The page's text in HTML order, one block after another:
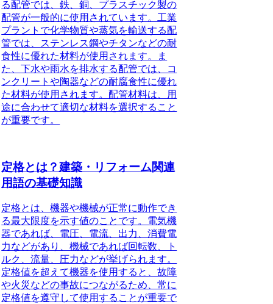
る配管では、鉄、銅、プラスチック製の
配管が一般的に使用されています。工業
プラントで化学物質や蒸気を輸送する配
管では、ステンレス鋼やチタンなどの耐
食性に優れた材料が使用されます。ま
た、下水や雨水を排水する配管では、コ
ンクリートや陶器などの耐腐食性に優れ
た材料が使用されます。配管材料は、用
途に合わせて適切な材料を選択すること
が重要です。
定格とは？建築・リフォーム関連
用語の基礎知識
定格とは、機器や機械が正常に動作でき
る最大限度を示す値のことです。電気機
器であれば、電圧、電流、出力、消費電
力などがあり、機械であれば回転数、ト
ルク、流量、圧力などが挙げられます。
定格値を超えて機器を使用すると、故障
や火災などの事故につながるため、常に
定格値を遵守して使用することが重要で